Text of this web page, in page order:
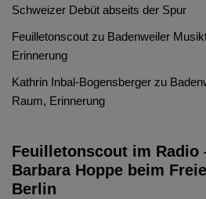
Schweizer Debüt abseits der Spur
Feuilletonscout zu Badenweiler
Erinnerung
Kathrin Inbal-Bogensberger zu
Raum, Erinnerung
Feuilletonscout im Radio
Barbara Hoppe beim
Berlin